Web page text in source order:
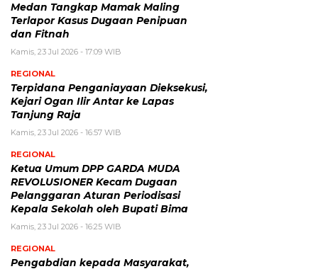
Medan Tangkap Mamak Maling
Terlapor Kasus Dugaan Penipuan
dan Fitnah
Kamis, 23 Jul 2026 - 17:09 WIB
REGIONAL
Terpidana Penganiayaan Dieksekusi,
Kejari Ogan Ilir Antar ke Lapas
Tanjung Raja
Kamis, 23 Jul 2026 - 16:57 WIB
REGIONAL
Ketua Umum DPP GARDA MUDA
REVOLUSIONER Kecam Dugaan
Pelanggaran Aturan Periodisasi
Kepala Sekolah oleh Bupati Bima
Kamis, 23 Jul 2026 - 16:25 WIB
REGIONAL
Pengabdian kepada Masyarakat,